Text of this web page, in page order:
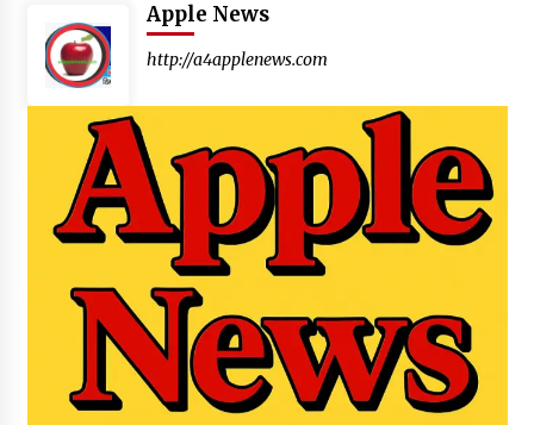
Apple News
http://a4applenews.com